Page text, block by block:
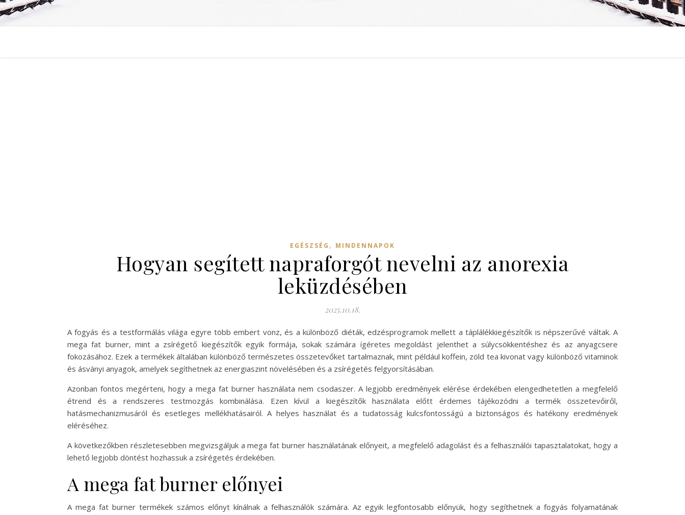
EGÉSZSÉG , MINDENNAPOK
Hogyan segített napraforgót nevelni az anorexia
leküzdésében
2025.10.18.
A fogyás és a testformálás világa egyre több embert vonz, és a különböző diéták, edzésprogramok mellett a táplálékkiegészítők is népszerűvé váltak. A
mega fat burner, mint a zsírégető kiegészítők egyik formája, sokak számára ígéretes megoldást jelenthet a súlycsökkentéshez és az anyagcsere
fokozásához. Ezek a termékek általában különböző természetes összetevőket tartalmaznak, mint például koffein, zöld tea kivonat vagy különböző vitaminok
és ásványi anyagok, amelyek segíthetnek az energiaszint növelésében és a zsírégetés felgyorsításában.
Azonban fontos megérteni, hogy a mega fat burner használata nem csodaszer. A legjobb eredmények elérése érdekében elengedhetetlen a megfelelő
étrend és a rendszeres testmozgás kombinálása. Ezen kívül a kiegészítők használata előtt érdemes tájékozódni a termék összetevőiről,
hatásmechanizmusáról és esetleges mellékhatásairól. A helyes használat és a tudatosság kulcsfontosságú a biztonságos és hatékony eredmények
eléréséhez.
A következőkben részletesebben megvizsgáljuk a mega fat burner használatának előnyeit, a megfelelő adagolást és a felhasználói tapasztalatokat, hogy a
lehető legjobb döntést hozhassuk a zsírégetés érdekében.
A mega fat burner előnyei
A mega fat burner termékek számos előnyt kínálnak a felhasználók számára. Az egyik legfontosabb előnyük, hogy segíthetnek a fogyás folyamatának